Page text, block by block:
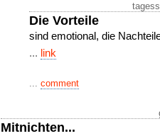
Die Vorteile
sind emotional, die
... link
... comment
Mitnichten...